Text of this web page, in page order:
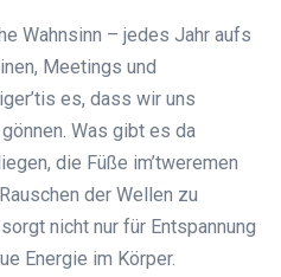
Wahnsinn – jedes Jahr aufs
Meetings und
es, dass wir uns
Was gibt es da
die Füße im’tweremen
der Wellen zu
sorgt nicht nur für Entspannung
Energie im Körper.